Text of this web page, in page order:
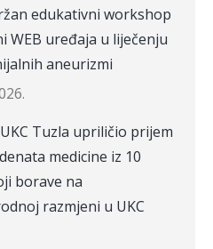
edukativni workshop
WEB uređaja u liječenju
aneurizmi
Tuzla upriličio prijem
medicine iz 10
borave na
razmjeni u UKC